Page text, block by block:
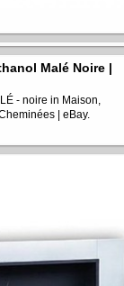
Malé Noire |
- noire in Maison,
| eBay.